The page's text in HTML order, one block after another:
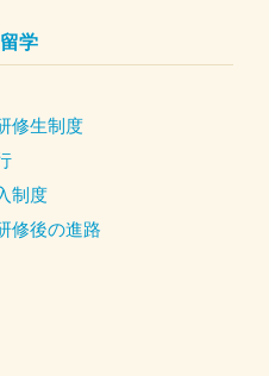
学
修生制度
制度
修後の進路